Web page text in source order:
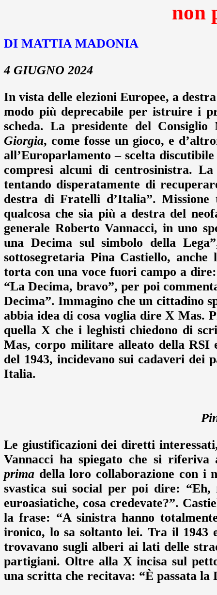
non
DI MATTIA MADONIA
4 GIUGNO 2024
In vista delle elezioni Europee, a
modo più deprecabile per istruire i
scheda. La presidente del
Giorgia, come fosse un gioco, e
all’Europarlamento – scelta
compresi alcuni di centrosinistra.
tentando disperatamente di
destra di Fratelli d’Italia”.
qualcosa che sia più a destra del
generale Roberto Vannacci, in uno
una Decima sul simbolo della
sottosegretaria Pina Castiello,
torta con una voce fuori campo a
“La Decima, bravo”, per poi
Decima”. Immagino che un cittadino
abbia idea di cosa voglia dire X Mas.
quella X che i leghisti chiedono di
Mas, corpo militare alleato della RSI
del 1943, incidevano sui cadaveri
Italia.
Le giustificazioni dei diretti
Vannacci ha spiegato che si riferiva
prima della loro collaborazione con i
svastica sui social per poi dire:
euroasiatiche, cosa credevate?”.
la frase: “A sinistra hanno
ironico, lo sa soltanto lei. Tra il 1943
trovavano sugli alberi ai lati delle
partigiani. Oltre alla X incisa sul
una scritta che recitava: “È passata la